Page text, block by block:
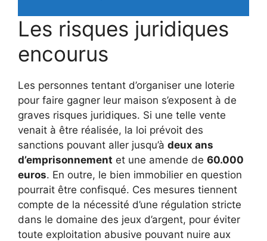
Les risques juridiques
encourus
Les personnes tentant d’organiser une loterie
pour faire gagner leur maison s’exposent à de
graves risques juridiques. Si une telle vente
venait à être réalisée, la loi prévoit des
sanctions pouvant aller jusqu’à deux ans
d’emprisonnement et une amende de 60.000
euros. En outre, le bien immobilier en question
pourrait être confisqué. Ces mesures tiennent
compte de la nécessité d’une régulation stricte
dans le domaine des jeux d’argent, pour éviter
toute exploitation abusive pouvant nuire aux